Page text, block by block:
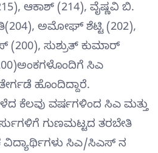
ಆಕಾಶ್‌ (214), ವೈಷ್ಣವಿ ಬಿ.
ಅಮೋಘ್ ಶೆಟ್ಟಿ (202),
ಸುಶ್ರುತ್ ಕುಮಾರ್
ಸಿಎ
ಹೊಂದಿದ್ದಾರೆ.
ಕೆಲವು ವರ್ಷಗಳಿಂದ ಸಿಎ ಮತ್ತು
ಗುಣಮಟ್ಟದ ತರಬೇತಿ
ವಿದ್ಯಾರ್ಥಿಗಳು ಸಿಎ/ಸಿಎಸ್ ನ